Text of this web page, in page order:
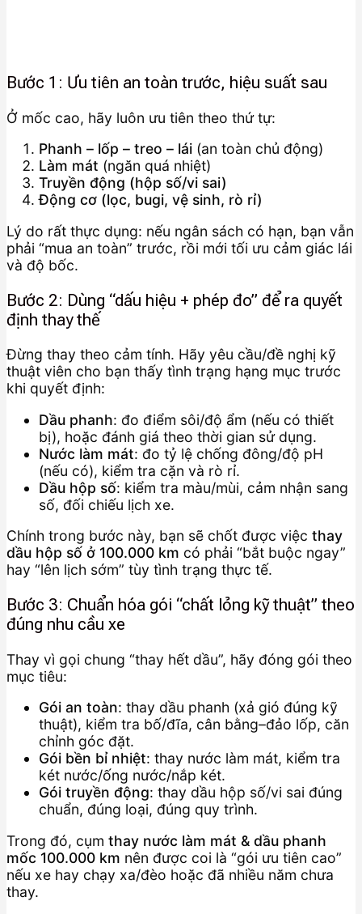
Bước 1: Ưu tiên an toàn trước, hiệu suất sau
Ở mốc cao, hãy luôn ưu tiên theo thứ tự:
Phanh – lốp – treo – lái (an toàn chủ động)
Làm mát (ngăn quá nhiệt)
Truyền động (hộp số/vi sai)
Động cơ (lọc, bugi, vệ sinh, rò rỉ)
Lý do rất thực dụng: nếu ngân sách có hạn, bạn vẫn
phải “mua an toàn” trước, rồi mới tối ưu cảm giác lái
và độ bốc.
Bước 2: Dùng “dấu hiệu + phép đo” để ra quyết
định thay thế
Đừng thay theo cảm tính. Hãy yêu cầu/đề nghị kỹ
thuật viên cho bạn thấy tình trạng hạng mục trước
khi quyết định:
Dầu phanh: đo điểm sôi/độ ẩm (nếu có thiết
bị), hoặc đánh giá theo thời gian sử dụng.
Nước làm mát: đo tỷ lệ chống đông/độ pH
(nếu có), kiểm tra cặn và rò rỉ.
Dầu hộp số: kiểm tra màu/mùi, cảm nhận sang
số, đối chiếu lịch xe.
Chính trong bước này, bạn sẽ chốt được việc thay
dầu hộp số ở 100.000 km có phải “bắt buộc ngay”
hay “lên lịch sớm” tùy tình trạng thực tế.
Bước 3: Chuẩn hóa gói “chất lỏng kỹ thuật” theo
đúng nhu cầu xe
Thay vì gọi chung “thay hết dầu”, hãy đóng gói theo
mục tiêu:
Gói an toàn: thay dầu phanh (xả gió đúng kỹ
thuật), kiểm tra bố/đĩa, cân bằng–đảo lốp, căn
chỉnh góc đặt.
Gói bền bỉ nhiệt: thay nước làm mát, kiểm tra
két nước/ống nước/nắp két.
Gói truyền động: thay dầu hộp số/vi sai đúng
chuẩn, đúng loại, đúng quy trình.
Trong đó, cụm thay nước làm mát & dầu phanh
mốc 100.000 km nên được coi là “gói ưu tiên cao”
nếu xe hay chạy xa/đèo hoặc đã nhiều năm chưa
thay.